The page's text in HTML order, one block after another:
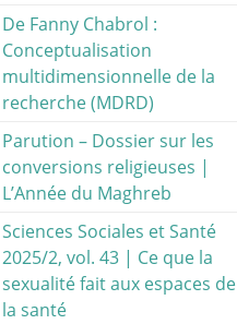
De Fanny Chabrol :
Conceptualisation
multidimensionnelle de la
recherche (MDRD)
Parution – Dossier sur les
conversions religieuses |
L’Année du Maghreb
Sciences Sociales et Santé
2025/2, vol. 43 | Ce que la
sexualité fait aux espaces de
la santé